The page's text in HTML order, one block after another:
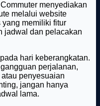
menyediakan
melalui website
memiliki fitur
jadwal dan pelacakan
hari keberangkatan.
perjalanan,
penyesuaian
jangan hanya
lama.